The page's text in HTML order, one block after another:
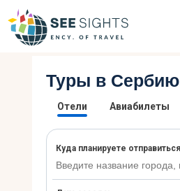
Поиск туров
Горящие туры
Типы Туров
Страны
Туры в Сербию